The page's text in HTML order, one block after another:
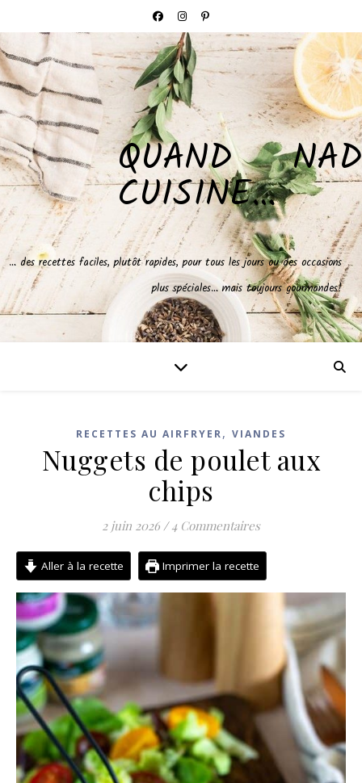
QUAND NAD
CUISINE…
… des recettes faciles, plutôt rapides, pour tous les jours ou des occasions
plus spéciales… mais toujours gourmandes!
RECETTES AU AIRFRYER, VIANDES
Nuggets de poulet aux
chips
2 juin 2026 / 4 Commentaires
Aller à la recette Imprimer la recette